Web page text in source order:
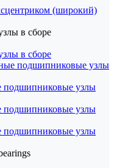
(широкий)
в сборе
в сборе
подшипниковые узлы
подшипниковые узлы
подшипниковые узлы
подшипниковые узлы